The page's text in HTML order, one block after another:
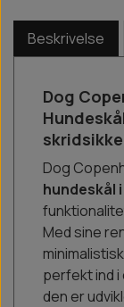
Beskrivelse
Dog
Dog
hundeskål
Med sine
perfekt ind i
den er